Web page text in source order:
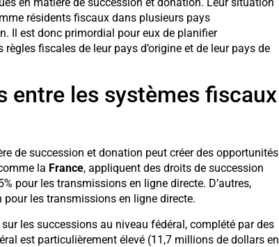
résidents fiscaux dans plusieurs pays
Il est donc primordial pour eux de planifier
fiscales de leur pays d’origine et de leur pays de
entre les systèmes fiscaux
de succession et donation peut créer des opportunités
la France, appliquent des droits de succession
pour les transmissions en ligne directe. D’autres,
les transmissions en ligne directe.
les successions au niveau fédéral, complété par des
est particulièrement élevé (11,7 millions de dollars en